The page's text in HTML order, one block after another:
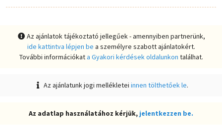
Az ajánlatok tájékoztató jellegűek - amennyiben partnerünk,
ide kattintva lépjen be a személyre szabott ajánlatokért.
További információkata Gyakori kérdések oldalunkon találhat.
Az ajánlatunk jogi mellékleteiinnen tölthetőek le.
Az adatlap használatához kérjük, jelentkezzen be.